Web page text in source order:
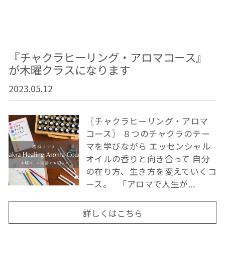
『チャクラヒーリング・アロマコース』
が木曜クラスになります
2023.05.12
〖チャクラヒーリング・アロマ
コース〗 ８つのチャクラのテー
マを学びながら エッセンシャル
オイルの香りと向き合って 自分
の在り方、生き方を変えていくコ
ース。 「アロマで人生が...
詳しくはこちら